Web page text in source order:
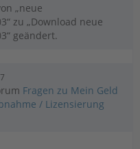
„neue
zu „Download neue
geändert.
Fragen zu Mein Geld
/ Lizensierung